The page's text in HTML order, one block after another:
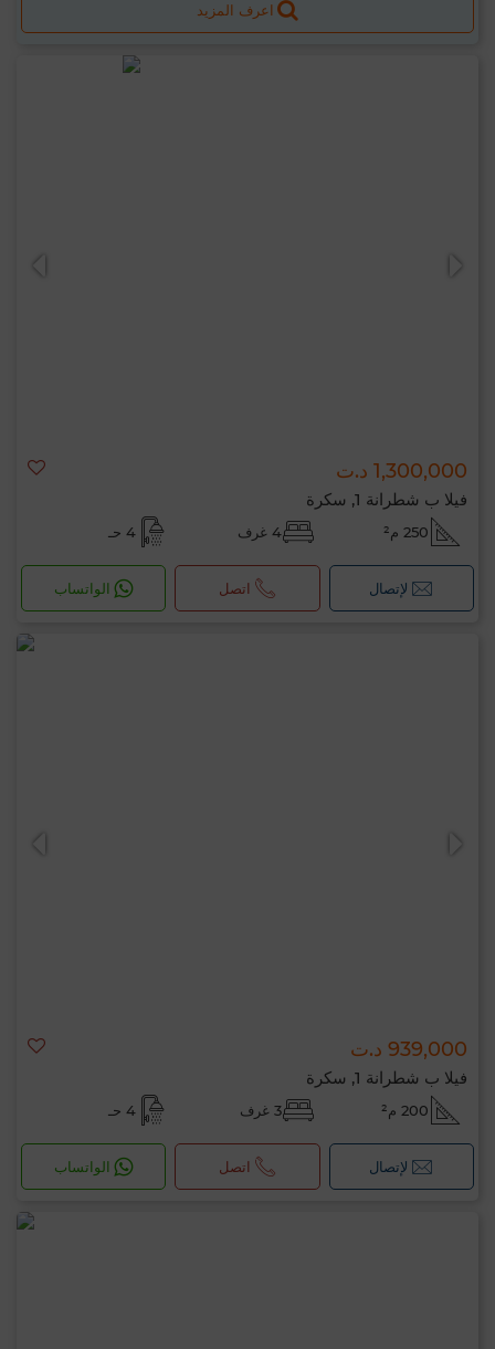
اعرف المزيد
1,300,000 د.ت
فيلا ب شطرانة 1, سكرة
250 م² 4 غرف 4 حـ
لإتصال اتصل الواتساب
939,000 د.ت
فيلا ب شطرانة 1, سكرة
200 م² 3 غرف 4 حـ
لإتصال اتصل الواتساب